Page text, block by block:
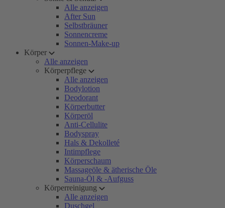
Alle anzeigen
After Sun
Selbstbräuner
Sonnencreme
Sonnen-Make-up
Körper
Alle anzeigen
Körperpflege
Alle anzeigen
Bodylotion
Deodorant
Körperbutter
Körperöl
Anti-Cellulite
Bodyspray
Hals & Dekolleté
Intimpflege
Körperschaum
Massageöle & ätherische Öle
Sauna-Öl & -Aufguss
Körperreinigung
Alle anzeigen
Duschgel